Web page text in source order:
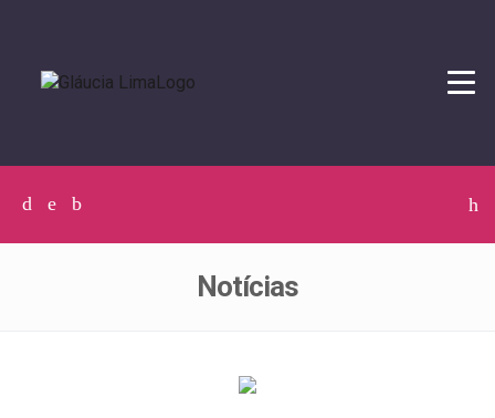
Facebook
TwitterInstagram
Notícias